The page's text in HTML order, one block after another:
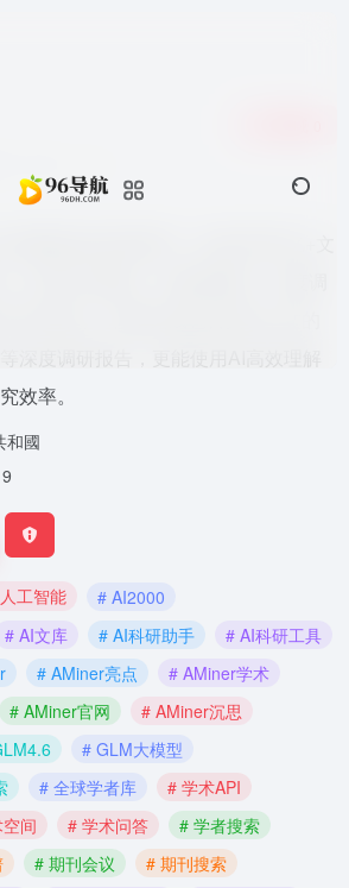
深度调研报告，更能使用AI高效理解
效率。
和國
人工智能
# AI2000
# AI文库 # AI科研助手
# AI科研工具
# AMiner亮点
# AMiner学术
# AMiner官网
# AMiner沉思
# GLM大模型
# 全球学者库
# 学术API
间 # 学术问答
# 学者搜索
# 期刊会议
# 期刊搜索